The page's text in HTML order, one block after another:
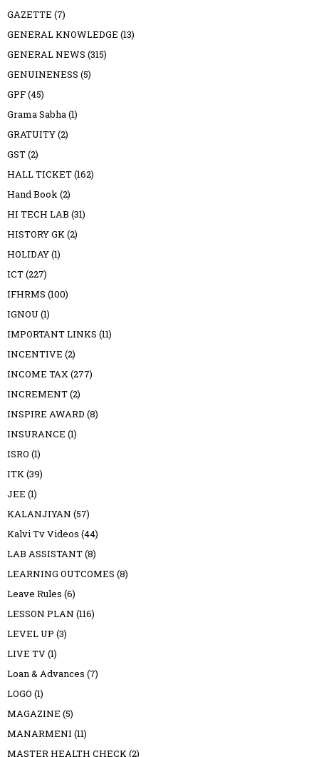
GAZETTE (7)
GENERAL KNOWLEDGE (13)
GENERAL NEWS (315)
GENUINENESS (5)
GPF(45)
Grama Sabha(1)
GRATUITY(2)
GST(2)
HALL TICKET(162)
Hand Book(2)
HI TECH LAB (31)
HISTORY GK(2)
HOLIDAY(1)
ICT(227)
IFHRMS (100)
IGNOU (1)
IMPORTANT LINKS (11)
INCENTIVE (2)
INCOME TAX(277)
INCREMENT(2)
INSPIRE AWARD (8)
INSURANCE (1)
ISRO (1)
ITK(39)
JEE (1)
KALANJIYAN (57)
Kalvi Tv Videos (44)
LAB ASSISTANT(8)
LEARNING OUTCOMES (8)
Leave Rules (6)
LESSON PLAN (116)
LEVEL UP (3)
LIVE TV(1)
Loan & Advances (7)
LOGO (1)
MAGAZINE (5)
MANARMENI (11)
MASTER HEALTH CHECK(2)